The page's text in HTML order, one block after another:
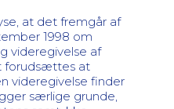
at det fremgår af
1998 om
videregivelse af
forudsættes at
videregivelse finder
særlige grunde,